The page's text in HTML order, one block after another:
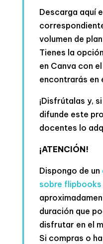
Descarga aquí
volumen de
Tienes la
en Canva con
encontrarás en
¡Disfrútalas y,
difunde este
docentes lo
¡ATENCIÓN!
Dispongo de un
sobre
duración que
disfrutar en el
Si compras o